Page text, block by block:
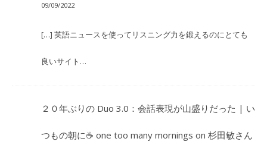
09/09/2022
[…] 英語ニュースを使ってリスニング力を鍛えるのにとても
良いサイト…
２０年ぶりの Duo 3.0：会話表現が山盛りだった | い
つもの朝に☕ one too many mornings on 杉田敏さん